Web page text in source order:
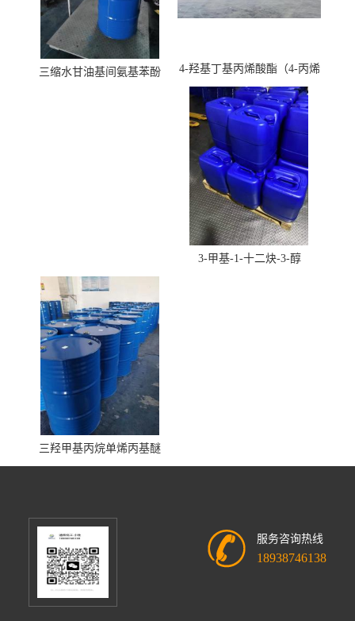
三缩水甘油基间氨基苯酚
4-羟基丁基丙烯酸酯（4-丙烯
酸羟丁酯）
3-甲基-1-十二炔-3-醇
三羟甲基丙烷单烯丙基醚
服务咨询热线
18938746138